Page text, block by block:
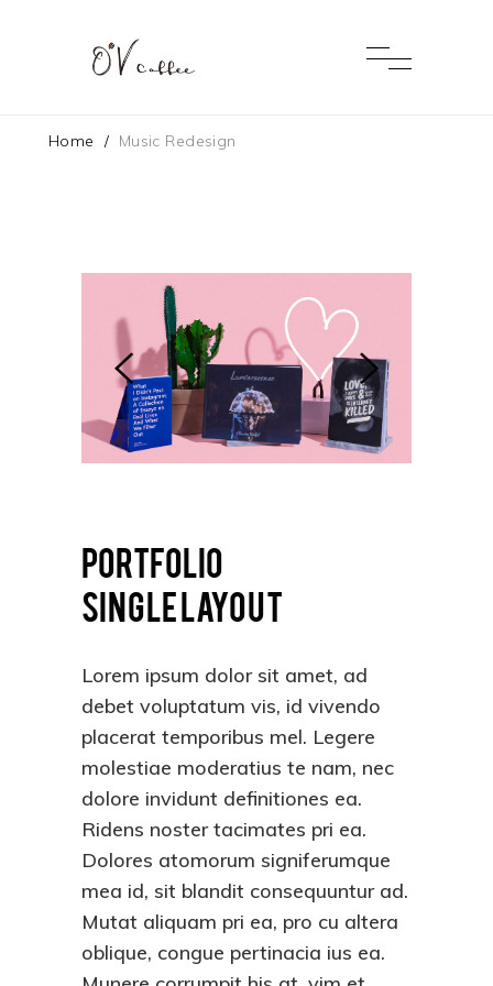
Home / Music Redesign
PORTFOLIO
SINGLE LAYOUT
Lorem ipsum dolor sit amet, ad
debet voluptatum vis, id vivendo
placerat temporibus mel. Legere
molestiae moderatius te nam, nec
dolore invidunt definitiones ea.
Ridens noster tacimates pri ea.
Dolores atomorum signiferumque
mea id, sit blandit consequuntur ad.
Mutat aliquam pri ea, pro cu altera
oblique, congue pertinacia ius ea.